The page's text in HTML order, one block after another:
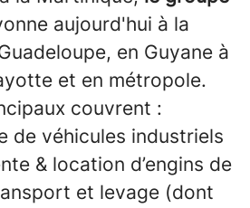
aujourd'hui à la
en Guyane à
et en métropole.
couvrent :
de véhicules industriels
& location d’engins de
et levage (dont